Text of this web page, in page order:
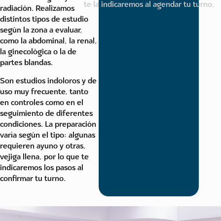
radiación. Realizamos
distintos tipos de estudio
según la zona a evaluar,
como la abdominal, la renal,
la ginecológica o la de
partes blandas.
Son estudios indoloros y de
uso muy frecuente, tanto
en controles como en el
seguimiento de diferentes
condiciones. La preparación
varía según el tipo: algunas
requieren ayuno y otras,
vejiga llena, por lo que te
indicaremos los pasos al
confirmar tu turno.
te la indicaremos al agendar tu turno.